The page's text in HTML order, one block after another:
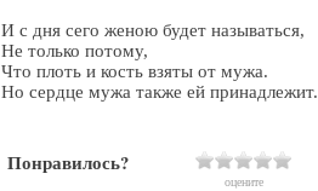
И с дня сего женою будет называться,
Не только потому,
Что плоть и кость взяты от мужа.
Но сердце мужа также ей принадлежит.
Понравилось?
оцените